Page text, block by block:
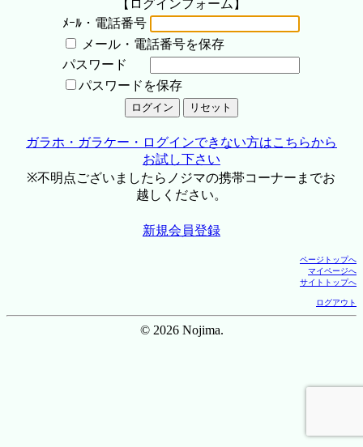
【ログインフォーム】
ﾒｰﾙ・電話番号
メール・電話番号を保存
パスワード
パスワードを保存
ガラホ・ガラケー・ログインできない方はこちらから
お試し下さい
※不明点ございましたらノジマの携帯コーナーまでお
越しください。
新規会員登録
ページトップへ
マイページへ
サイトトップへ
ログアウト
© 2026 Nojima.